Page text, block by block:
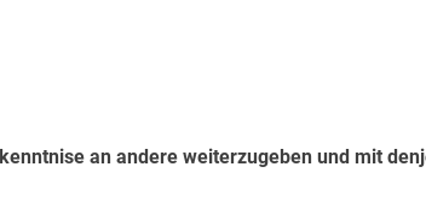
an andere weiterzugeben und mit